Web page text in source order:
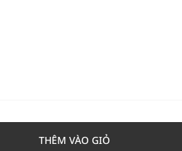
THÊM VÀO GIỎ